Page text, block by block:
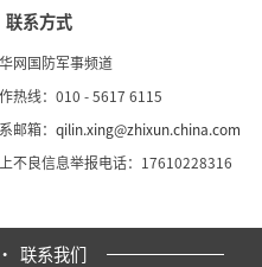
联系方式
网国防军事频道
热线：010 - 5617 6115
邮箱：qilin.xing@zhixun.china.com
不良信息举报电话：17610228316
· 联系我们